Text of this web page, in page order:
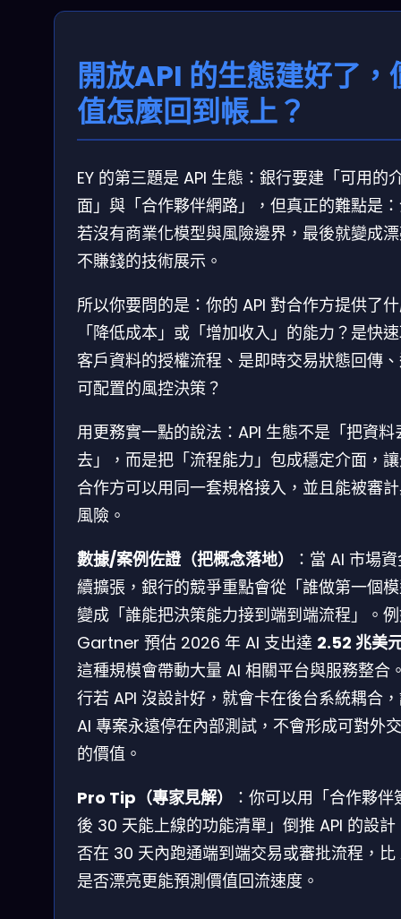
開放API 的生態建好了，
值怎麼回到帳上？
EY 的第三題是 API 生態：銀行要建「可用的
面」與「合作夥伴網路」，但真正的難點是
若沒有商業化模型與風險邊界，最後就變成
不賺錢的技術展示。
所以你要問的是：你的 API 對合作方提供了
「降低成本」或「增加收入」的能力？是快
客戶資料的授權流程、是即時交易狀態回傳
可配置的風控決策？
用更務實一點的說法：API 生態不是「把資料
去」，而是把「流程能力」包成穩定介面，
合作方可以用同一套規格接入，並且能被審
風險。
數據/案例佐證（把概念落地）
：當 AI 市場
續擴張，銀行的競爭重點會從「誰做第一個
變成「誰能把決策能力接到端到端流程」。
Gartner 預估 2026 年 AI 支出達 2.52 兆美
這種規模會帶動大量 AI 相關平台與服務整合
行若 API 沒設計好，就會卡在後台系統耦合
AI 專案永遠停在內部測試，不會形成可對外
的價值。
Pro Tip（專家見解）
：你可以用「合作夥伴
後 30 天能上線的功能清單」倒推 API 的設計
否在 30 天內跑通端到端交易或審批流程，比
是否漂亮更能預測價值回流速度。